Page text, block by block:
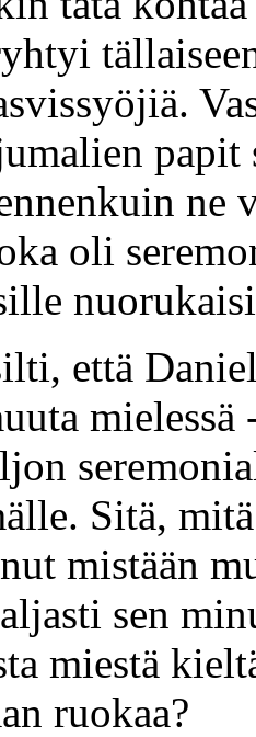
ne
oli
että
mielessä
Sitä,
mistään
sen
miestä
ruokaa?